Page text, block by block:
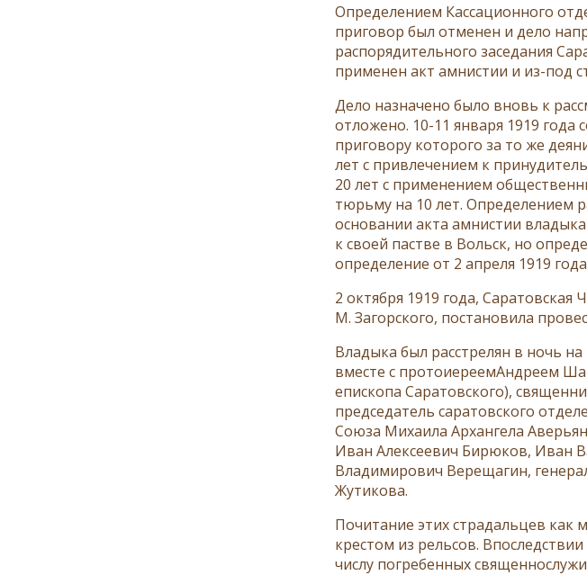
Определением Кассационного
приговор был отменен и дело
распорядительного заседания
применен акт амнистии и из-под
Дело назначено было вновь к
отложено. 10-11 января 1919 года
приговору которого за то же
лет с привлечением к
20 лет с применением
тюрьму на 10 лет. Определением
основании акта амнистии
к своей пастве в Вольск, но
определение от 2 апреля 1919
2 октября 1919 года,
М. Загорского, постановила
Владыка был расстрелян в ночь
вместе с протоиереемАндреем
епископа Саратовского),
председатель саратовского
Союза Михаила Архангела
Иван Алексеевич Бирюков, Иван
Владимирович Верещагин,
Жутикова.
Почитание этих страдальцев как
крестом из рельсов.
числу погребенных